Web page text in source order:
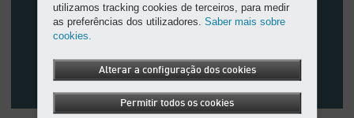
utilizamos tracking cookies de terceiros, para medir
as preferências dos utilizadores.Saber mais sobre
cookies.
Alterar a configuração dos cookies
Permitir todos os cookies